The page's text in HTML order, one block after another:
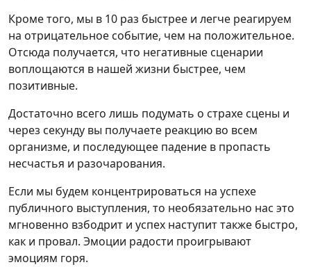
Кроме того, мы в 10 раз быстрее и легче реагируем
на отрицательное событие, чем на положительное.
Отсюда получается, что негативные сценарии
воплощаются в нашей жизни быстрее, чем
позитивные.
Достаточно всего лишь подумать о страхе сцены и
через секунду вы получаете реакцию во всем
организме, и последующее падение в пропасть
несчастья и разочарования.
Если мы будем концентрироваться на успехе
публичного выступления, то необязательно нас это
мгновенно взбодрит и успех наступит также быстро,
как и провал. Эмоции радости проигрывают
эмоциям горя.